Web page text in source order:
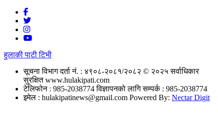
हुलाकी पाटी टिभी
सूचना विभाग दर्ता नं. : ४९०८-२०८१/२०८२ © २०२५ सर्वाधिकार
सुरक्षित www.hulakipati.com
टेलिफोन : 985-2038774विज्ञापनको लागि सम्पर्क : 985-2038774
इमेल : hulakipatinews@gmail.com Powered By: Nectar Digit